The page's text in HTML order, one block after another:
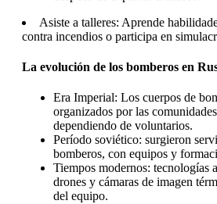
Asiste a talleres: Aprende
contra incendios o participa en
La evolución de los bomberos en
Era Imperial: Los cuerpos de
organizados por las
dependiendo de voluntarios.
Período soviético: surgieron
bomberos, con equipos y
Tiempos modernos: tecnologías
drones y cámaras de imagen
del equipo.